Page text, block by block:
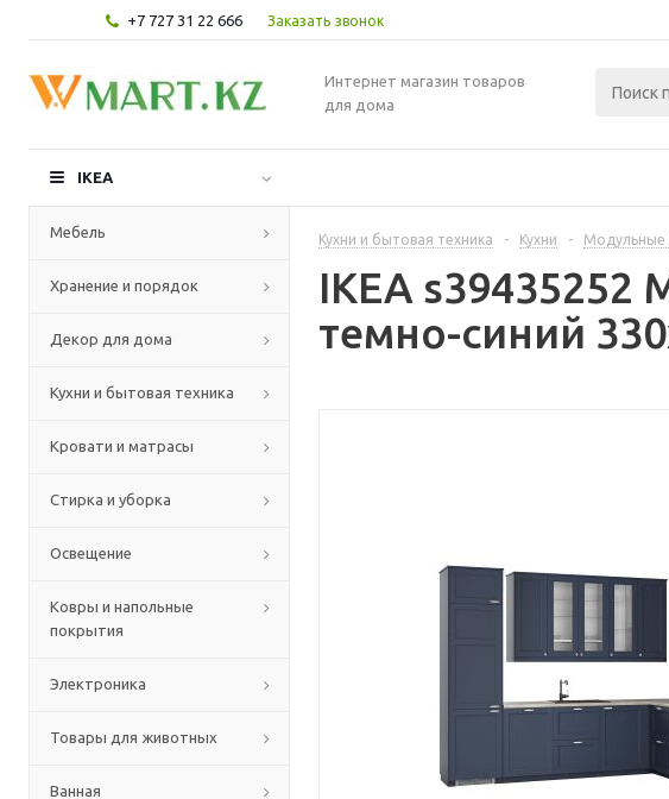
+7 727 31 22 666 Заказать звонок
Интернет магазин товаров
для дома
IKEA
Мебель
Хранение и порядок
Декор для дома
Кухни и бытовая техника
Кровати и матрасы
Стирка и уборка
Освещение
Ковры и напольные
покрытия
Электроника
Товары для животных
Ванная
Кухни и бытовая техника - Кухни - Модульные
IKEA
темно-синий